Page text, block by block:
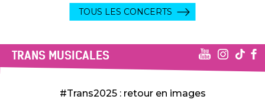
TOUS LES CONCERTS
TRANS MUSICALES
#Trans2025 : retour en images